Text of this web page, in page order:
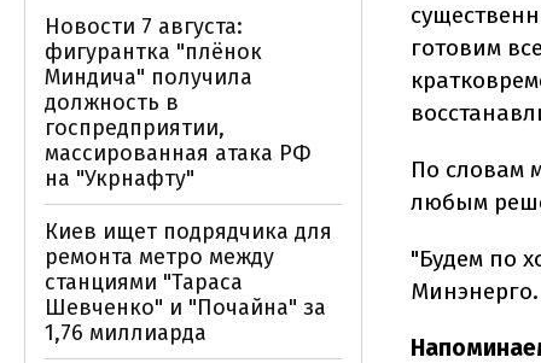
готовим
По словам
любым
"Будем по
Минэнерго.
Новости 7 августа:
фигурантка "плёнок
Миндича" получила
должность в
госпредприятии,
массированная атака РФ
на "Укрнафту"
Киев ищет подрядчика для
ремонта метро между
станциями "Тараса
Шевченко" и "Почайна" за
1,76 миллиарда